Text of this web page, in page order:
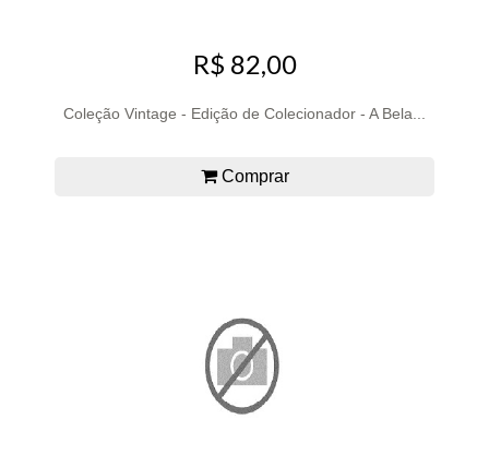
R$ 82,00
Coleção Vintage - Edição de Colecionador - A Bela...
Comprar